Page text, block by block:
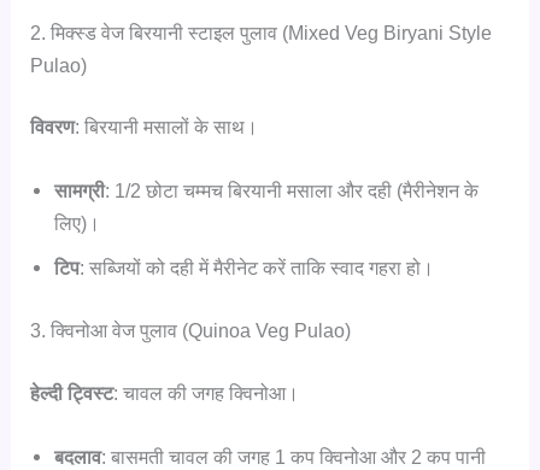
2. मिक्स्ड वेज बिरयानी स्टाइल पुलाव (Mixed Veg Biryani Style
Pulao)
विवरण: बिरयानी मसालों के साथ।
सामग्री: 1/2 छोटा चम्मच बिरयानी मसाला और दही (मैरीनेशन के
लिए)।
टिप: सब्जियों को दही में मैरीनेट करें ताकि स्वाद गहरा हो।
3. क्विनोआ वेज पुलाव (Quinoa Veg Pulao)
हेल्दी ट्विस्ट: चावल की जगह क्विनोआ।
बदलाव: बासमती चावल की जगह 1 कप क्विनोआ और 2 कप पानी